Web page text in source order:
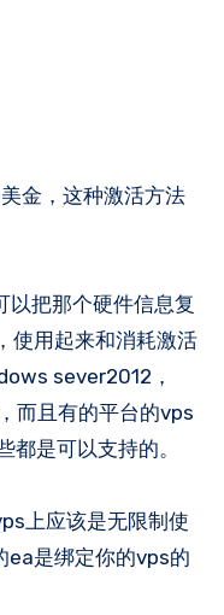
把那个硬件信息复
使用起来和消耗激活
sever2012，
而且有的平台的vps
是可以支持的。
上应该是无限制使
ea是绑定你的vps的